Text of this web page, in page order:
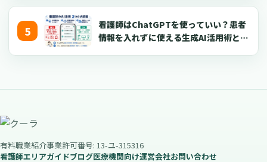
看護師はChatGPTを使っていい？患者
情報を入れずに使える生成AI活用術とプ
有料職業紹介事業許可番号: 13-ユ-315316
看護師エリアガイドブログ医療機関向け運営会社お問い合わせ